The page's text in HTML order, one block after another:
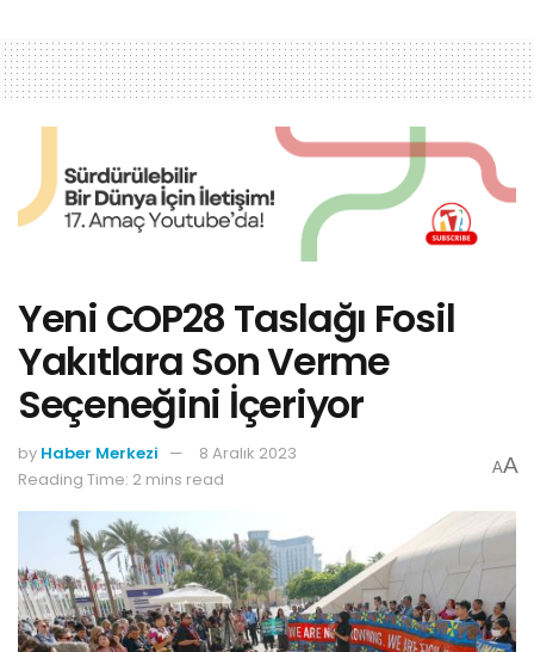
Yeni COP28 Taslağı Fosil
Yakıtlara Son Verme
Seçeneğini İçeriyor
by Haber Merkezi
8 Aralık 2023
Reading Time: 2 mins read
AA